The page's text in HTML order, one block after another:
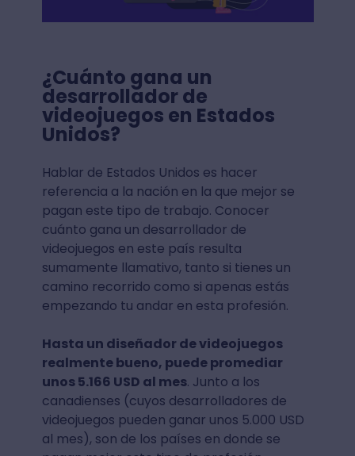
¿Cuánto gana un
desarrollador de
videojuegos en Estados
Unidos?
Hablar de Estados Unidos es hacer
referencia a la nación en la que mejor se
pagan este tipo de trabajo. Conocer
cuánto gana un desarrollador de
videojuegos en este país resulta
sumamente llamativo, tanto si tienes un
camino recorrido como si apenas estás
empezando tu andar en esta profesión.
Hasta un diseñador de videojuegos
realmente bueno, puede promediar
unos 5.166 USD al mes. Junto a los
canadienses (cuyos desarrolladores de
videojuegos pueden ganar unos 5.000 USD
al mes), son de los países en donde se